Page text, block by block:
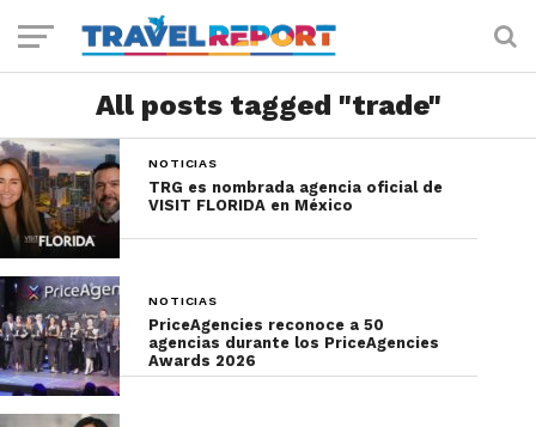
All posts tagged "trade"
NOTICIAS
TRG es nombrada agencia oficial de
VISIT FLORIDA en México
NOTICIAS
PriceAgencies reconoce a 50
agencias durante los PriceAgencies
Awards 2026